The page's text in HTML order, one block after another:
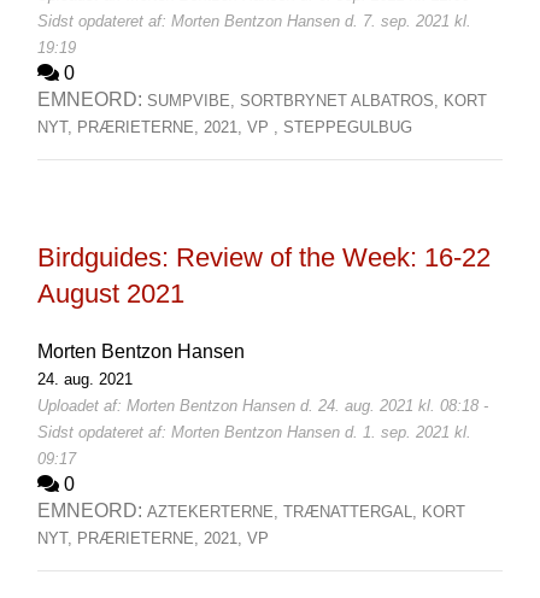
Sidst opdateret af: Morten Bentzon Hansen d. 7. sep. 2021 kl.
19:19
0
EMNEORD: SUMPVIBE, SORTBRYNET ALBATROS, KORT
NYT, PRÆRIETERNE, 2021, VP , STEPPEGULBUG
Birdguides: Review of the Week: 16-22
August 2021
Morten Bentzon Hansen
24. aug. 2021
Uploadet af: Morten Bentzon Hansen d. 24. aug. 2021 kl. 08:18 -
Sidst opdateret af: Morten Bentzon Hansen d. 1. sep. 2021 kl.
09:17
0
EMNEORD: AZTEKERTERNE, TRÆNATTERGAL, KORT
NYT, PRÆRIETERNE, 2021, VP